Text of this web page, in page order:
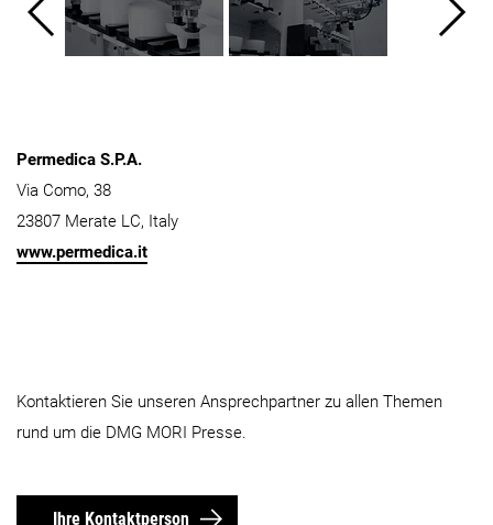
Permedica S.P.A.
Via Como, 38
23807 Merate LC, Italy
www.permedica.it
Kontaktieren Sie unseren Ansprechpartner zu allen Themen
rund um die DMG MORI Presse.
Ihre Kontaktperson